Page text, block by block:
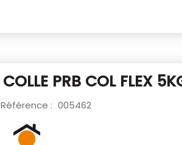
COLLE PRB COL FLEX
Référence : 005462